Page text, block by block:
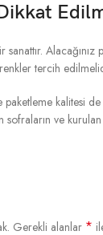
sanattır.
tercih
paketleme kalitesi de
ve kurulan
Gerekli alanlar *